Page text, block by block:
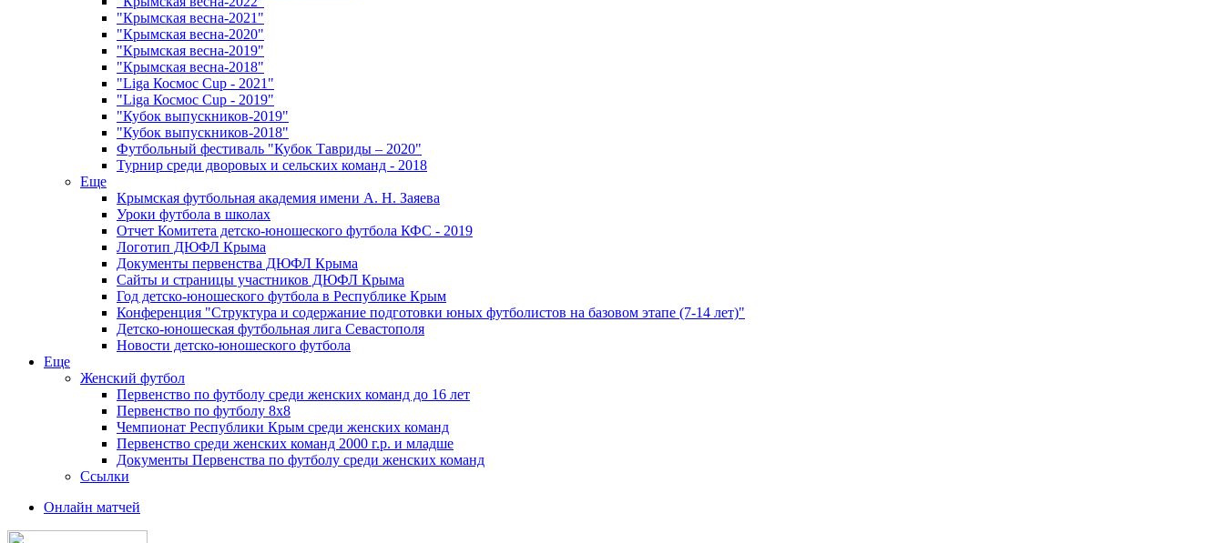
"Крымская весна-2021"
"Крымская весна-2020"
"Крымская весна-2019"
"Крымская весна-2018"
"Liga Космос Cup - 2021"
"Liga Космос Cup - 2019"
"Кубок выпускников-2019"
"Кубок выпускников-2018"
Футбольный фестиваль "Кубок Тавриды – 2020"
Турнир среди дворовых и сельских команд - 2018
Еще
Крымская футбольная академия имени А. Н. Заяева
Уроки футбола в школах
Отчет Комитета детско-юношеского футбола КФС - 2019
Логотип ДЮФЛ Крыма
Документы первенства ДЮФЛ Крыма
Сайты и страницы участников ДЮФЛ Крыма
Год детско-юношеского футбола в Республике Крым
Конференция "Структура и содержание подготовки юных футболистов на базовом этапе (7-14 лет)"
Детско-юношеская футбольная лига Севастополя
Новости детско-юношеского футбола
Еще
Женский футбол
Первенство по футболу среди женских команд до 16 лет
Первенство по футболу 8х8
Чемпионат Республики Крым среди женских команд
Первенство среди женских команд 2000 г.р. и младше
Документы Первенства по футболу среди женских команд
Ссылки
Онлайн матчей